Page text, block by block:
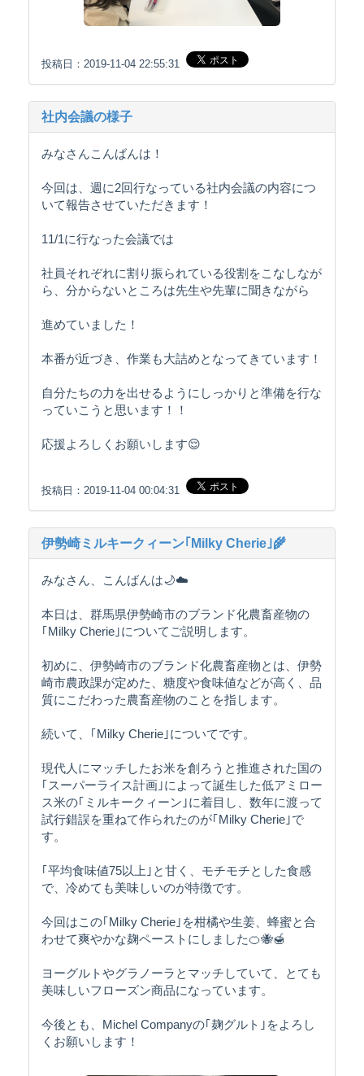
投稿日：2019-11-04 22:55:31
社内会議の様子
みなさんこんばんは！
今回は、週に2回行なっている社内会議の内容につ
いて報告させていただきます！
11/1に行なった会議では
社員それぞれに割り振られている役割をこなしなが
ら、分からないところは先生や先輩に聞きながら
進めていました！
本番が近づき、作業も大詰めとなってきています！
自分たちの力を出せるようにしっかりと準備を行な
っていこうと思います！！
応援よろしくお願いします😌
投稿日：2019-11-04 00:04:31
伊勢崎ミルキークィーン｢Milky Cherie｣🌾
みなさん、こんばんは🌙☁️
本日は、群馬県伊勢崎市のブランド化農畜産物の
｢Milky Cherie｣についてご説明します。
初めに、伊勢崎市のブランド化農畜産物とは、伊勢
崎市農政課が定めた、糖度や食味値などが高く、品
質にこだわった農畜産物のことを指します。
続いて、｢Milky Cherie｣についてです。
現代人にマッチしたお米を創ろうと推進された国の
｢スーパーライス計画｣によって誕生した低アミロー
ス米の｢ミルキークィーン｣に着目し、数年に渡って
試行錯誤を重ねて作られたのが｢Milky Cherie｣で
す。
｢平均食味値75以上｣と甘く、モチモチとした食感
で、冷めても美味しいのが特徴です。
今回はこの｢Milky Cherie｣を柑橘や生姜、蜂蜜と合
わせて爽やかな麹ペーストにしました🍊🐝🍯
ヨーグルトやグラノーラとマッチしていて、とても
美味しいフローズン商品になっています。
今後とも、Michel Companyの｢麹グルト｣をよろし
くお願いします！